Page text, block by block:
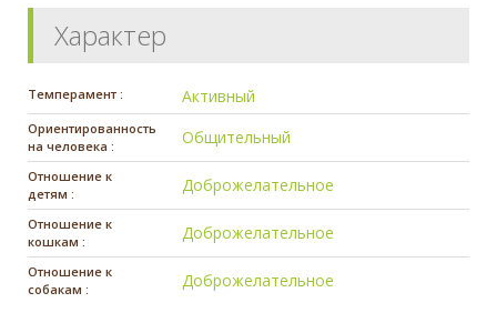
Характер
Темперамент : Активный
Ориентированность
на человека :
Общительный
Отношение к
детям :
Доброжелательное
Отношение к
кошкам :
Доброжелательное
Отношение к
собакам :
Доброжелательное